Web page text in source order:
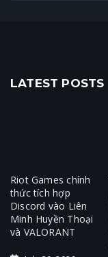
LATEST POSTS
Riot Games chính
thức tích hợp
Discord vào Liên
Minh Huyền Thoại
và VALORANT